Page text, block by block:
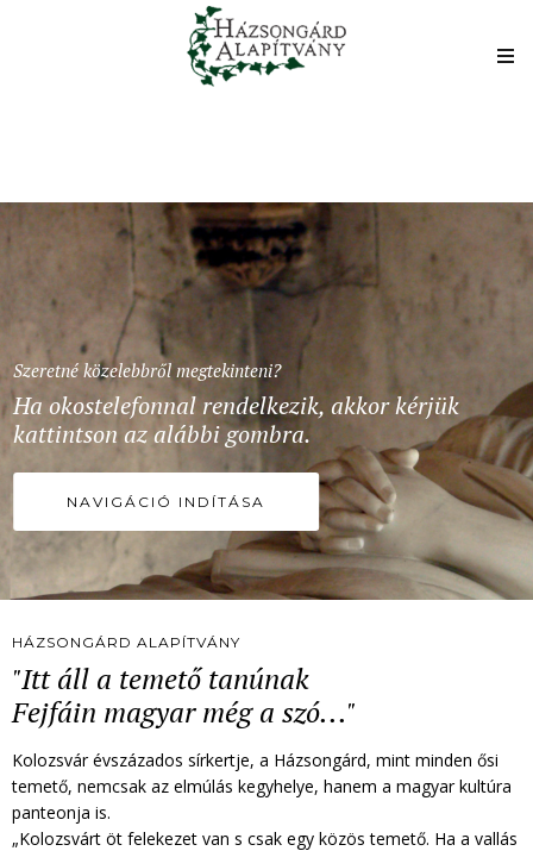
Szeretné közelebbről megtekinteni?
Ha okostelefonnal rendelkezik, akkor kérjük
kattintson az alábbi gombra.
NAVIGÁCIÓ INDÍTÁSA
HÁZSONGÁRD ALAPÍTVÁNY
"Itt áll a temető tanúnak
Fejfáin magyar még a szó..."
Kolozsvár évszázados sírkertje, a Házsongárd, mint minden ősi
temető, nemcsak az elmúlás kegyhelye, hanem a magyar kultúra
panteonja is.
„Kolozsvárt öt felekezet van s csak egy közös temető. Ha a vallás